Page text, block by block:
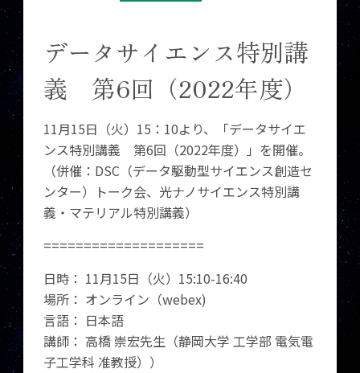
データサイエンス特別講
義 第6回（2022年度）
11月15日（火）15：10より、「データサイエ
ンス特別講義 第6回（2022年度）」を開催。
（併催：DSC（データ駆動型サイエンス創造セ
ンター）トーク会、光ナノサイエンス特別講
義・マテリアル特別講義）
====================
日時： 11月15日（火）15:10-16:40
場所： オンライン（webex)
言語： 日本語
講師： 高橋 崇宏先生（静岡大学 工学部 電気電
子工学科 准教授））